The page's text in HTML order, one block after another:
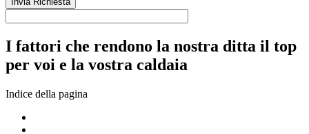
I fattori che rendono la nostra ditta il top
per voi e la vostra caldaia
Indice della pagina